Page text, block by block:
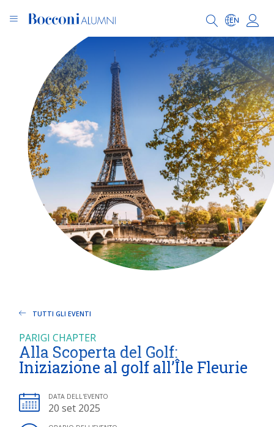
TUTTI GLI EVENTI
PARIGI CHAPTER
Alla Scoperta del Golf:
Iniziazione al golf all’Île Fleurie
DATA DELL'EVENTO
20 set 2025